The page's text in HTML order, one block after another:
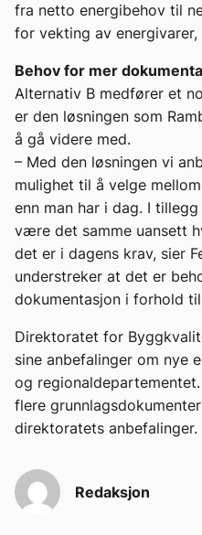
fra netto energibehov til
for vekting av energivarer,
Behov for mer
Alternativ B medfører et
er den løsningen som
å gå videre med.
– Med den løsningen vi
mulighet til å velge
enn man har i dag. I
være det samme uansett
det er i dagens krav, sier
understreker at det er
dokumentasjon i forhold
Direktoratet for
sine anbefalinger om nye
og
flere
direktoratets anbefalinger.
Redaksjon